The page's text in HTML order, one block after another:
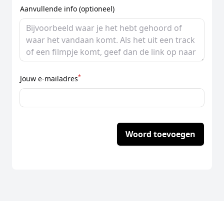
Aanvullende info (optioneel)
Jouw e-mailadres*
Woord toevoegen